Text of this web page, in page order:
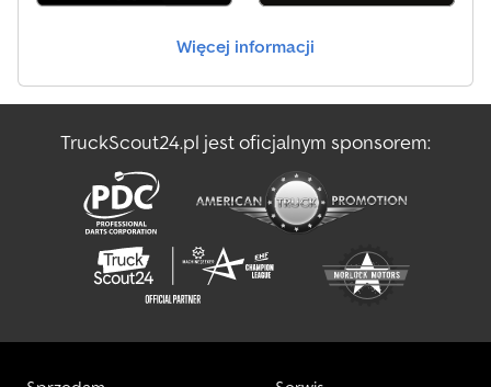
Więcej informacji
TruckScout24.pl jest oficjalnym sponsorem: